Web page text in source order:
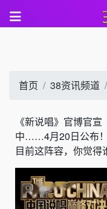
首页 38资讯频道
《新说唱》官博官
中……4月20日公布！
目前这阵容，你觉得